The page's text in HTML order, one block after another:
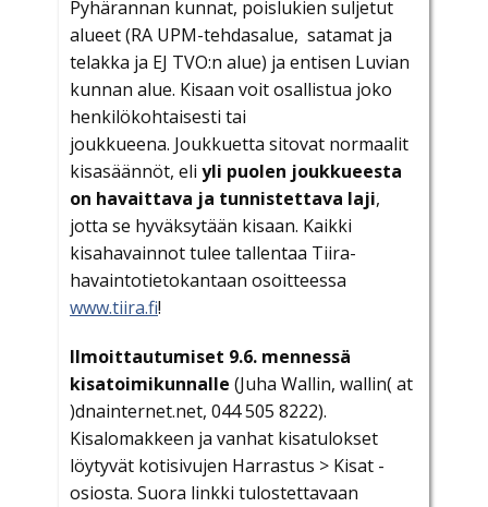
Pyhärannan kunnat, poislukien suljetut
alueet (RA UPM-tehdasalue, satamat ja
telakka ja EJ TVO:n alue) ja entisen Luvian
kunnan alue. Kisaan voit osallistua joko
henkilökohtaisesti tai
joukkueena. Joukkuetta sitovat normaalit
kisasäännöt, eli yli puolen joukkueesta
on havaittava ja tunnistettava laji,
jotta se hyväksytään kisaan. Kaikki
kisahavainnot tulee tallentaa Tiira-
havaintotietokantaan osoitteessa
www.tiira.fi!
Ilmoittautumiset 9.6. mennessä
kisatoimikunnalle (Juha Wallin, wallin( at
)dnainternet.net, 044 505 8222).
Kisalomakkeen ja vanhat kisatulokset
löytyvät kotisivujen Harrastus > Kisat -
osiosta. Suora linkki tulostettavaan